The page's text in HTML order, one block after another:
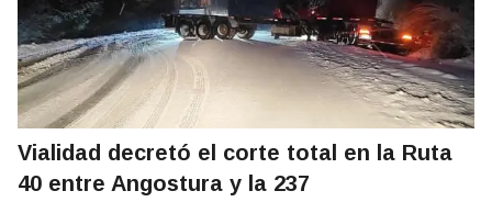
Vialidad decretó el corte total en la Ruta
40 entre Angostura y la 237